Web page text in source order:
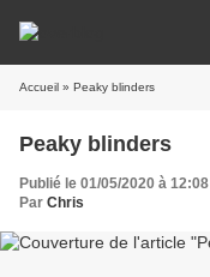
Accueil » Peaky blinders
Peaky blinders
Publié le 01/05/2020 à 12:08
Par Chris